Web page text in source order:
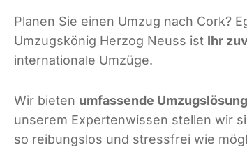
Planen Sie einen Umzug nach Cork?
Umzugskönig Herzog Neuss ist Ihr
internationale Umzüge.
Wir bieten umfassende
unserem Expertenwissen stellen wir
so reibungslos und stressfrei wie